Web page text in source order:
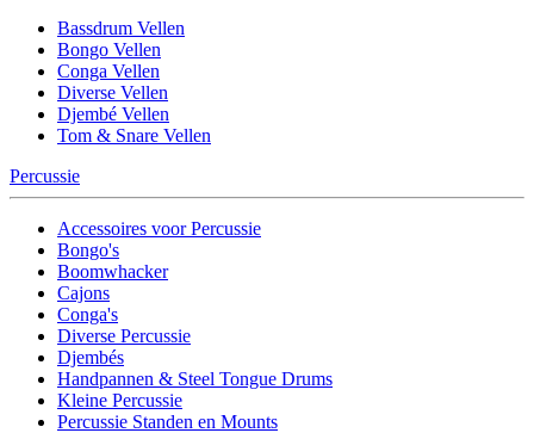
Bassdrum Vellen
Bongo Vellen
Conga Vellen
Diverse Vellen
Djembé Vellen
Tom & Snare Vellen
Percussie
Accessoires voor Percussie
Bongo's
Boomwhacker
Cajons
Conga's
Diverse Percussie
Djembés
Handpannen & Steel Tongue Drums
Kleine Percussie
Percussie Standen en Mounts